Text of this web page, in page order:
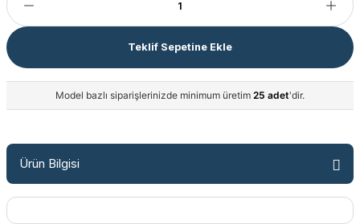
Teklif Sepetine Ekle
Model bazlı siparişlerinizde minimum üretim 25 adet'dir.
Ürün Bilgisi